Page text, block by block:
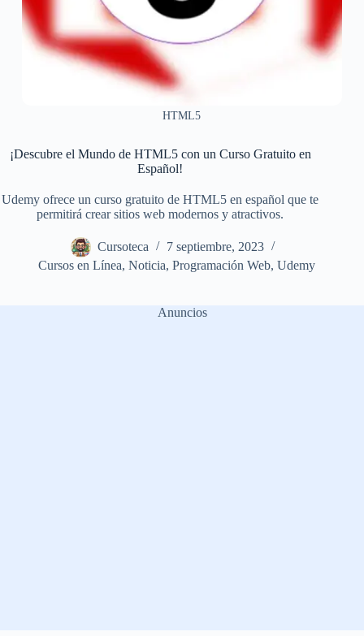
HTML5
¡Descubre el Mundo de HTML5 con un Curso Gratuito en
Español!
Udemy ofrece un curso gratuito de HTML5 en español que te
permitirá crear sitios web modernos y atractivos.
Cursoteca
7 septiembre, 2023
Cursos en Línea, Noticia, Programación Web, Udemy
Anuncios